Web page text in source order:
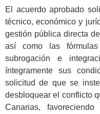
El acuerdo aprobado
técnico, económico y
gestión pública directa
así como las
subrogación e
íntegramente sus
solicitud de que se
desbloquear el conflicto
Canarias,